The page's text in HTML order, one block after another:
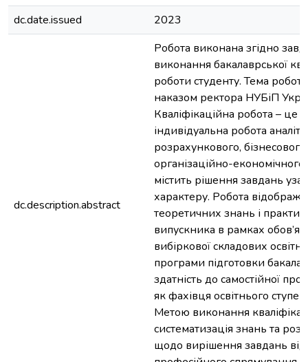
dc.date.issued
2023
dc.description.abstract
Робота виконана згідно
виконання бакалаврської
роботи студенту. Тема
наказом ректора НУБіП
Кваліфікаційна робота – це
індивідуальна робота
розрахункового,
організаційно-
містить рішення завдань
характеру. Робота
теоретичних знань і
випускника в рамках
вибіркової складових
програми підготовки
здатність до самостійної
як фахівця освітнього
Метою виконання
систематизація знань та
щодо вирішення завдань